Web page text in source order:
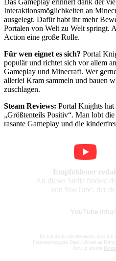
Das Gameplay erinnert dank der
Interaktionsmöglichkeiten an
ausgelegt. Dafür habt ihr mehr
Portalen von Welt zu Welt springt.
Action eine große Rolle.
Für wen eignet es sich? Portal
populär und richtet sich vor allem
Gameplay und Minecraft. Wer
allerlei Kram sammeln und bauen
zuschlagen.
Steam Reviews: Portal Knights hat
„Größtenteils Positiv“. Man lobt
rasante Gameplay und die
Empfohlener
An dieser Stelle findest
von YouTube, der
YouTube
Ich bin damit einverstanden, dass mir
Personenbezogene Daten können an
dazu in unserer